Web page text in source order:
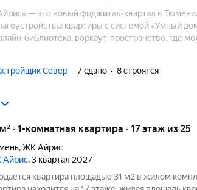
— это новый фиджитал-квартал в
квартиры с системой «Умный
библиотека, воркаут-пространство, где
Север
7 сдано 8 строятся
м² · 1-комнатная квартира · 17 этаж из 25
,ЖК Айрис
Айрис, 3 квартал 2027
квартира площадью 31 м2 в жилом